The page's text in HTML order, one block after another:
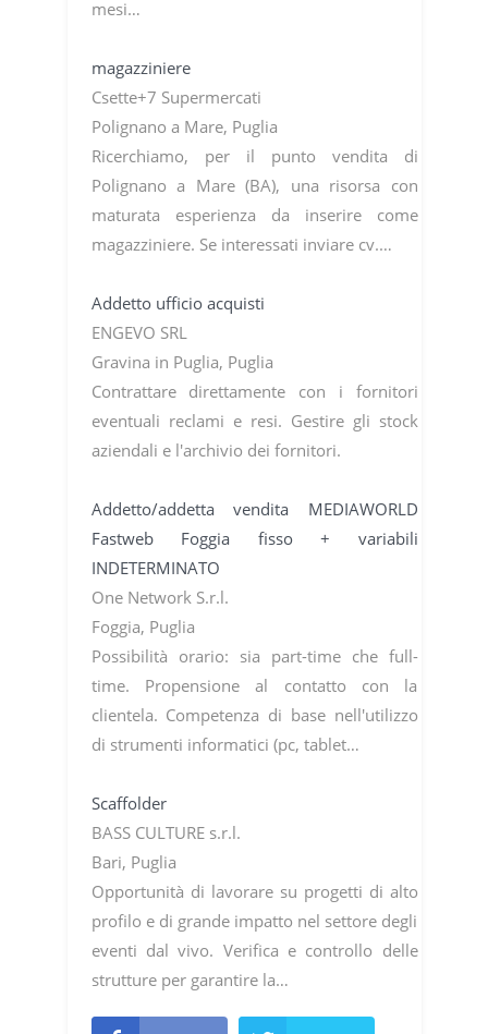
mesi…
magazziniere
Csette+7 Supermercati
Polignano a Mare, Puglia
Ricerchiamo, per il punto vendita di
Polignano a Mare (BA), una risorsa con
maturata esperienza da inserire come
magazziniere. Se interessati inviare cv.…
Addetto ufficio acquisti
ENGEVO SRL
Gravina in Puglia, Puglia
Contrattare direttamente con i fornitori
eventuali reclami e resi. Gestire gli stock
aziendali e l'archivio dei fornitori.
Addetto/addetta vendita MEDIAWORLD
Fastweb Foggia fisso + variabili
INDETERMINATO
One Network S.r.l.
Foggia, Puglia
Possibilità orario: sia part-time che full-
time. Propensione al contatto con la
clientela. Competenza di base nell'utilizzo
di strumenti informatici (pc, tablet…
Scaffolder
BASS CULTURE s.r.l.
Bari, Puglia
Opportunità di lavorare su progetti di alto
profilo e di grande impatto nel settore degli
eventi dal vivo. Verifica e controllo delle
strutture per garantire la…